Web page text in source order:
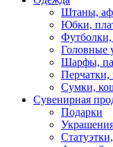
Штаны,
Юбки,
Головные
Шарфы,
Перчатки,
Сумки,
Сувенирная
Подарки